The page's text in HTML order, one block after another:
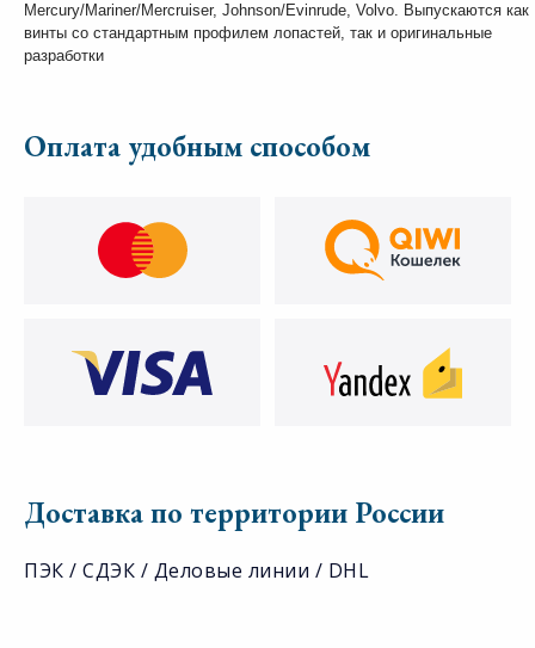
Mercury/Mariner/Mercruiser, Johnson/Evinrude, Volvo. Выпускаются как
винты со стандартным профилем лопастей, так и оригинальные
разработки
Оплата удобным способом
Доставка по территории России
ПЭК / СДЭК / Деловые линии / DHL